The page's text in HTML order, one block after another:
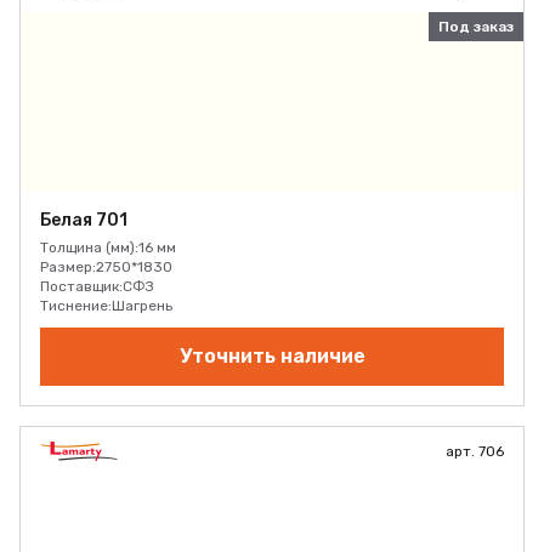
Под заказ
Белая 701
Толщина (мм):16 мм
Размер:2750*1830
Поставщик:СФЗ
Тиснение:Шагрень
Уточнить наличие
арт. 706